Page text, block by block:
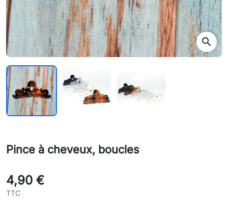
search
Pince à cheveux, boucles
4,90 €
TTC